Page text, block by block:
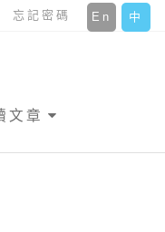
中
En
忘記密碼
文章